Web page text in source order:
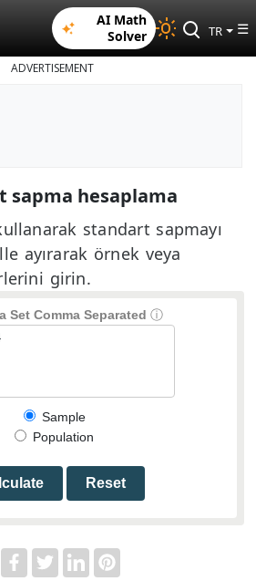
AI Math
Solver
TR ☰
ADVERTISEMENT
sapma hesaplama
standart sapmayı
ayırarak örnek veya
girin.
Set Comma Separated ⓘ
Sample
Population
Reset